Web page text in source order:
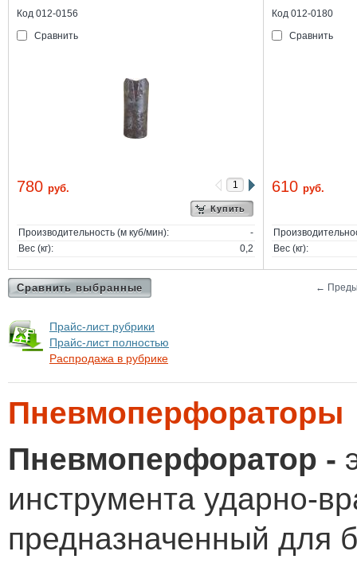
Код 012-0156
Сравнить
780 руб.
Купить
Производительность (м куб/мин):
-
Вес (кг):
0,2
Код 012-0180
Сравнить
610 руб.
Вес (кг):
Сравнить выбранные ←
Прайс-лист рубрики
Прайс-лист полностью
Распродажа в рубрике
Пневмоперфораторы
Пневмоперфоратор -
инструмента ударно-
предназначенный для